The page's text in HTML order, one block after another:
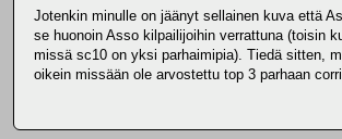
Jotenkin minulle on jäänyt sellainen kuva että
se huonoin Asso kilpailijoihin verrattuna (toisin
missä sc10 on yksi parhaimipia). Tiedä sitten,
oikein missään ole arvostettu top 3 parhaan